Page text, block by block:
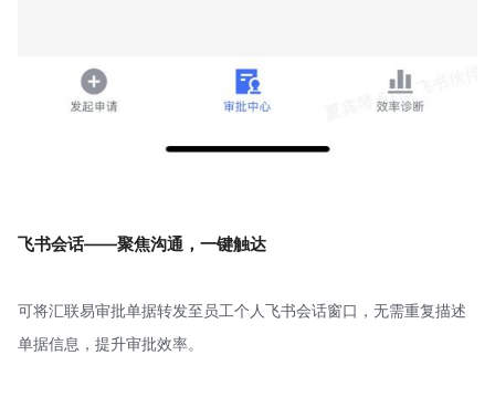
飞书会话——聚焦沟通，一键触达
可将汇联易审批单据转发至员工个人飞书会话窗口，无需重复描述
单据信息，提升审批效率。